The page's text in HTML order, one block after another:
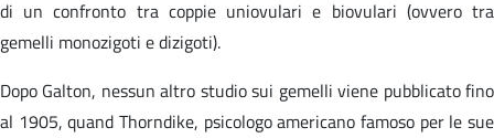
di un confronto tra coppie uniovulari e biovulari (ovvero tra
gemelli monozigoti e dizigoti).
Dopo Galton, nessun altro studio sui gemelli viene pubblicato fino
al 1905, quand Thorndike, psicologo americano famoso per le sue